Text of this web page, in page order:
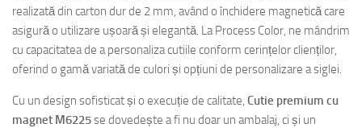
realizată din carton dur de 2 mm, având o închidere magnetică care
asigură o utilizare ușoară și elegantă. La Process Color, ne mândrim
cu capacitatea de a personaliza cutiile conform cerințelor clienților,
oferind o gamă variată de culori și opțiuni de personalizare a siglei.
Cu un design sofisticat și o execuție de calitate, Cutie premium cu
magnet M6225se dovedește a fi nu doar un ambalaj, ci și un